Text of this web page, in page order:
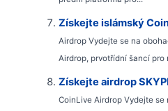
Získejte islámský
Airdrop Vydejte se na
Airdrop, prvotřídní šancí pro
Získejte airdrop
CoinLive Airdrop Vydejte